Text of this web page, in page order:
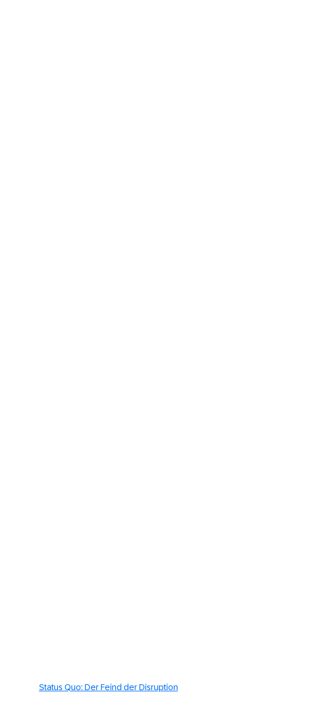
Status Quo: Der Feind der Disruption